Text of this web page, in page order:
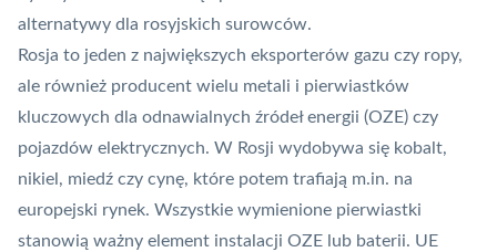
alternatywy dla rosyjskich surowców.
Rosja to jeden z największych eksporterów gazu czy ropy,
ale również producent wielu metali i pierwiastków
kluczowych dla odnawialnych źródeł energii (OZE) czy
pojazdów elektrycznych. W Rosji wydobywa się kobalt,
nikiel, miedź czy cynę, które potem trafiają m.in. na
europejski rynek. Wszystkie wymienione pierwiastki
stanowią ważny element instalacji OZE lub baterii. UE